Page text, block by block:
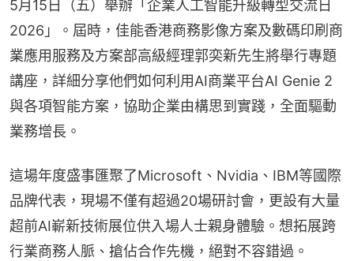
5月15日（五）舉辦「企業人工智能升級轉型交流日
2026」。屆時，佳能香港商務影像方案及數碼印刷商
業應用服務及方案部高級經理郭奕新先生將舉行專題
講座，詳細分享他們如何利用AI商業平台AI Genie 2
與各項智能方案，協助企業由構思到實踐，全面驅動
業務增長。
這場年度盛事匯聚了Microsoft、Nvidia、IBM等國際
品牌代表，現場不僅有超過20場研討會，更設有大量
超前AI嶄新技術展位供入場人士親身體驗。想拓展跨
行業商務人脈、搶佔合作先機，絕對不容錯過。